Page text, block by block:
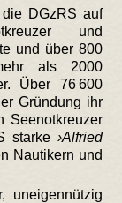
DGzRS auf
und
und über 800
als 2000
Über 76 600
Gründung ihr
Seenotkreuzer
starke ›Alfried
Nautikern und
uneigennützig